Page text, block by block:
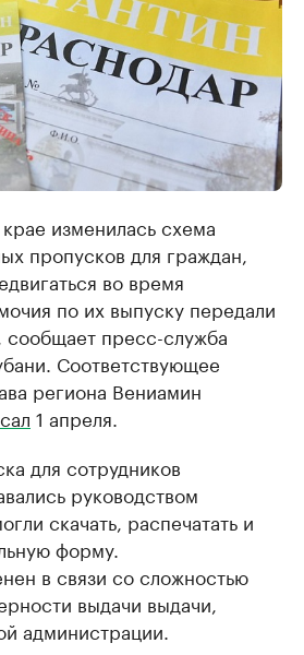
изменилась схема
пропусков для граждан,
во время
по их выпуску передали
сообщает пресс-служба
Соответствующее
региона Вениамин
1 апреля.
для сотрудников
руководством
скачать, распечатать и
форму.
в связи со сложностью
выдачи выдачи,
администрации.